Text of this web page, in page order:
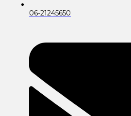
06-21245650